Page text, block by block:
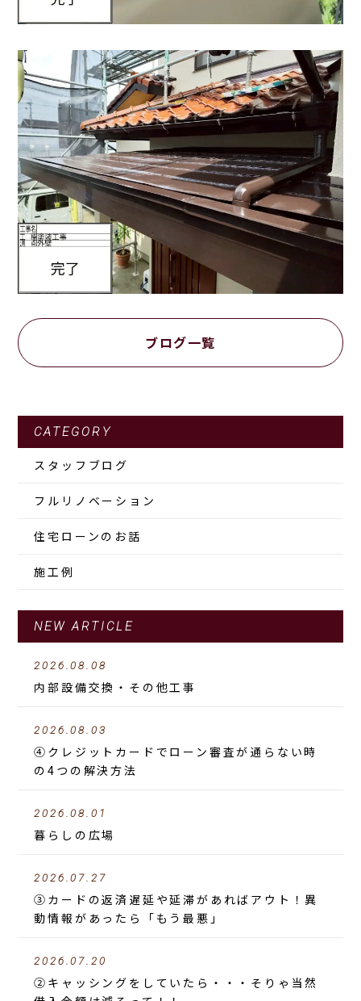
ブログ一覧
CATEGORY
スタッフブログ
フルリノベーション
住宅ローンのお話
施工例
NEW ARTICLE
2026.08.08
内部設備交換・その他工事
2026.08.03
④クレジットカードでローン審査が通らない時
の4つの解決方法
2026.08.01
暮らしの広場
2026.07.27
③カードの返済遅延や延滞があればアウト！異
動情報があったら「もう最悪」
2026.07.20
②キャッシングをしていたら・・・そりゃ当然